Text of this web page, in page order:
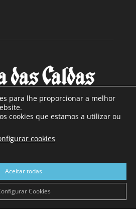
NÓS
da Rainha e mais de 90 anos de
com mais de 40.000 leitores por
com distribuição em Portugal
e assinatura online.
para lhe proporcionar a melhor
cookies que estamos a utilizar ou
cookies
Aceitar todas
Cookies